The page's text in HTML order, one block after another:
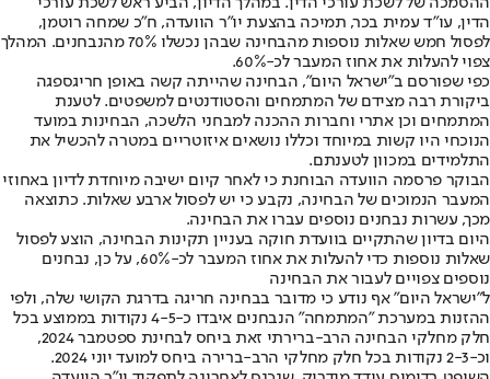
הדין, עו"ד עמית בכר, תמיכה בהצעת יו"ר הוועדה, ח"כ שמחה רוטמן,
לפסול חמש שאלות נוספות מהבחינה שבהן נכשלו 70% מהנבחנים. המהלך
צפוי להעלות את אחוז המעבר לכ-60%.
כפי שפורסם ב"ישראל היום", הבחינה שהייתה קשה באופן חריגספגה
ביקורת רבה מצידם של המתמחים והסטודנטים למשפטים. לטענת
המתמחים וכן אתרי וחברות ההכנה למבחני הלשכה, הבחינות במועד
הנוכחי היו קשות במיוחד וכללו נושאים איזוטריים במטרה להכשיל את
התלמידים במכוון לטענתם.
הבוקר פרסמה הוועדה הבוחנת כי לאחר קיום ישיבה מיוחדת לדיון באחוזי
המעבר הנמוכים של הבחינה, נקבע כי יש לפסול ארבע שאלות. כתוצאה
מכך, עשרות נבחנים נוספים עברו את הבחינה.
היום בדיון שהתקיים בוועדת חוקה בעניין תקינות הבחינה, הוצע לפסול
שאלות נוספות כדי להעלות את אחוז המעבר לכ-60%, על כן, נבחנים
נוספים צפויים לעבור את הבחינה
ל"ישראל היום" אף נודע כי מדובר בבחינה חריגה בדרגת הקושי שלה, ולפי
ההזנות במערכת ״המתמחה״ הנבחנים איבדו כ-4-5 נקודות בממוצע בכל
חלק מחלקי הבחינה הרב-ברירתי זאת ביחס לבחינת ספטמבר 2024,
וכ-2-3 נקודות בכל חלק מחלקי הרב-ברירה ביחס למועד יוני 2024.